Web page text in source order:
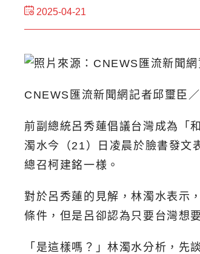
2025-04-21
CNEWS匯流新聞網記者邱璽臣
前副總統呂秀蓮倡議台灣成為「
濁水今（21）日凌晨於臉書發文
總召柯建銘一様。
對於呂秀蓮的見解，林濁水表示
條件，但是呂卻認為只要台灣想
「是這樣嗎？」林濁水分析，